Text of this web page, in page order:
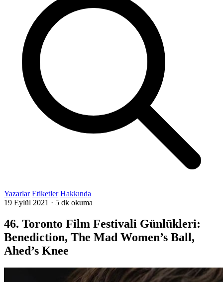
Yazarlar Etiketler Hakkında
19 Eylül 2021 · 5 dk okuma
46. Toronto Film Festivali Günlükleri:
Benediction, The Mad Women’s Ball,
Ahed’s Knee